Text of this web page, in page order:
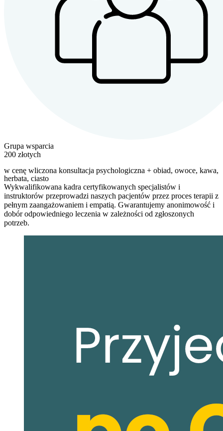
Grupa wsparcia
200 złotych
w cenę wliczona konsultacja psychologiczna + obiad, owoce, kawa,
herbata, ciasto
Wykwalifikowana kadra certyfikowanych specjalistów i
instruktorów przeprowadzi naszych pacjentów przez proces terapii z
pełnym zaangażowaniem i empatią. Gwarantujemy anonimowość i
dobór odpowiedniego leczenia w zależności od zgłoszonych
potrzeb.